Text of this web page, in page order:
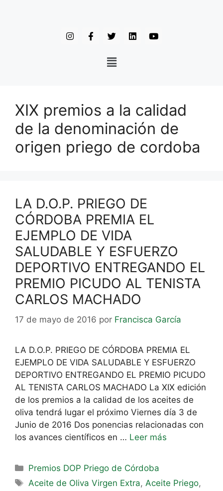
XIX premios a la calidad
de la denominación de
origen priego de cordoba
LA D.O.P. PRIEGO DE
CÓRDOBA PREMIA EL
EJEMPLO DE VIDA
SALUDABLE Y ESFUERZO
DEPORTIVO ENTREGANDO EL
PREMIO PICUDO AL TENISTA
CARLOS MACHADO
17 de mayo de 2016 por Francisca García
LA D.O.P. PRIEGO DE CÓRDOBA PREMIA EL
EJEMPLO DE VIDA SALUDABLE Y ESFUERZO
DEPORTIVO ENTREGANDO EL PREMIO PICUDO
AL TENISTA CARLOS MACHADO La XIX edición
de los premios a la calidad de los aceites de
oliva tendrá lugar el próximo Viernes día 3 de
Junio de 2016 Dos ponencias relacionadas con
los avances científicos en … Leer más
Premios DOP Priego de Córdoba
Aceite de Oliva Virgen Extra, Aceite Priego,